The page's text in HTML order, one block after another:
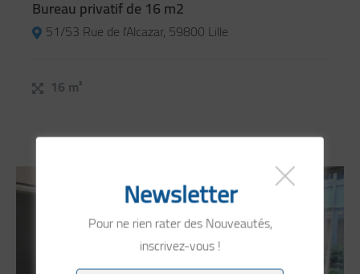
Bureau privatif de 16 m2
51/53 Rue de l'Alcazar, 59800 Lille
16 m²
Newsletter
Pour ne rien rater des Nouveautés,
inscrivez-vous !